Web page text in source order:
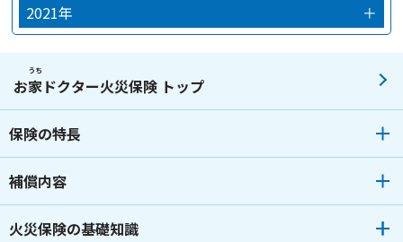
2024年02月
2023年10月
2023年07月
2023年06月
2023年05月
2023年02月
2022年12月
2022年07月
2022年06月
2022年04月
2021年
＋
2021年08月
2021年04月
お家
うち
ドクター火災保険 トップ
保険の特長
補償内容
火災保険の基礎知識